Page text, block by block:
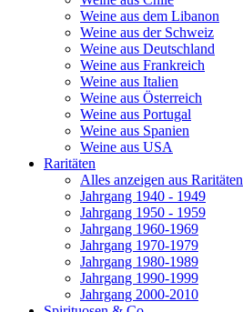
Weine aus dem Libanon
Weine aus der Schweiz
Weine aus Deutschland
Weine aus Frankreich
Weine aus Italien
Weine aus Österreich
Weine aus Portugal
Weine aus Spanien
Weine aus USA
Raritäten
Alles anzeigen aus Raritäten
Jahrgang 1940 - 1949
Jahrgang 1950 - 1959
Jahrgang 1960-1969
Jahrgang 1970-1979
Jahrgang 1980-1989
Jahrgang 1990-1999
Jahrgang 2000-2010